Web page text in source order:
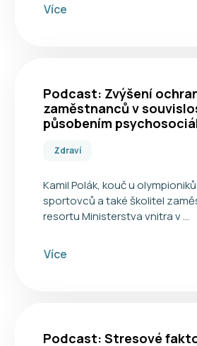
Více
Podcast: Zvýšení
zaměstnanců v
působením
Zdraví
Kamil Polák, kouč u
sportovců a také školitel
resortu Ministerstva vnitra v …
Více
Podcast: Stresové